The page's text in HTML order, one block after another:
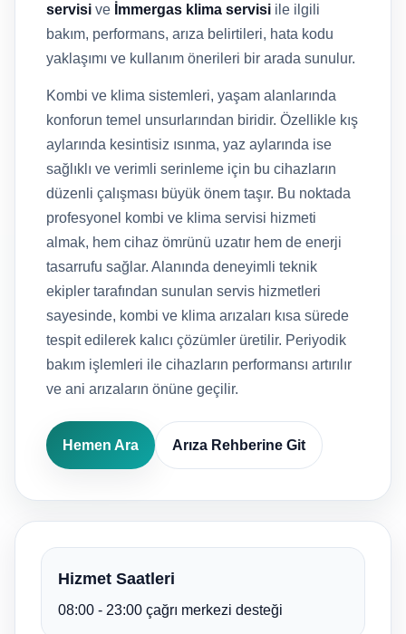
servisi ve İmmergas klima servisi ile ilgili
bakım, performans, arıza belirtileri, hata kodu
yaklaşımı ve kullanım önerileri bir arada sunulur.
Kombi ve klima sistemleri, yaşam alanlarında
konforun temel unsurlarından biridir. Özellikle kış
aylarında kesintisiz ısınma, yaz aylarında ise
sağlıklı ve verimli serinleme için bu cihazların
düzenli çalışması büyük önem taşır. Bu noktada
profesyonel kombi ve klima servisi hizmeti
almak, hem cihaz ömrünü uzatır hem de enerji
tasarrufu sağlar. Alanında deneyimli teknik
ekipler tarafından sunulan servis hizmetleri
sayesinde, kombi ve klima arızaları kısa sürede
tespit edilerek kalıcı çözümler üretilir. Periyodik
bakım işlemleri ile cihazların performansı artırılır
ve ani arızaların önüne geçilir.
Hemen Ara Arıza Rehberine Git
Hizmet Saatleri
08:00 - 23:00 çağrı merkezi desteği